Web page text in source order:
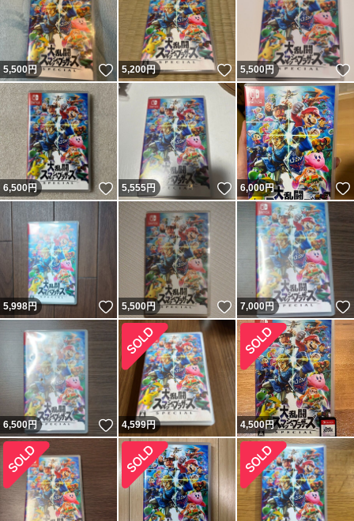
5,500円 いいね！
5,200円 いいね！
5,500円
6,500円 いいね！
5,555円 いいね！
6,000円
5,998円 いいね！
5,500円 いいね！
7,000円
6,500円 いいね！
4,599円 4,500円